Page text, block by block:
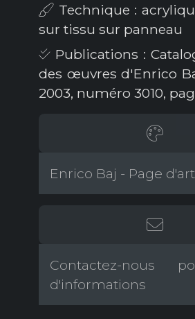
Technique :
sur tissu sur panneau
Publications :
des œuvres d'Enrico
2003, numéro 3010,
Enrico Baj - Page
Contactez-nous
d'informations